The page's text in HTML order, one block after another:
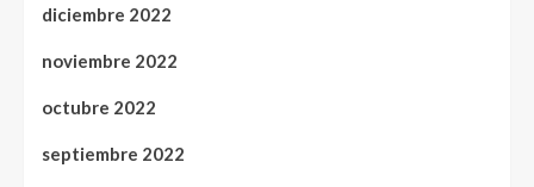
diciembre 2022
noviembre 2022
octubre 2022
septiembre 2022